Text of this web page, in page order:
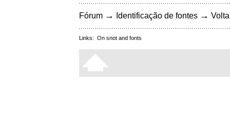
Fórum → Identificação de fontes →
Links: On snot and fonts